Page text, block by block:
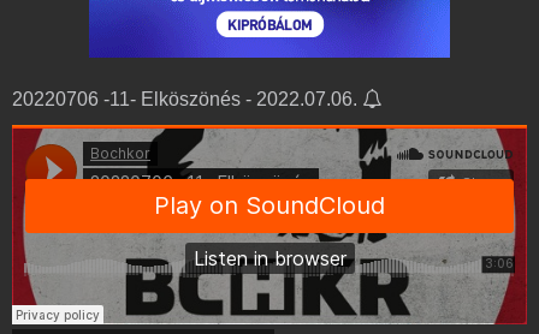
20220706 -11- Elköszönés - 2022.07.06.